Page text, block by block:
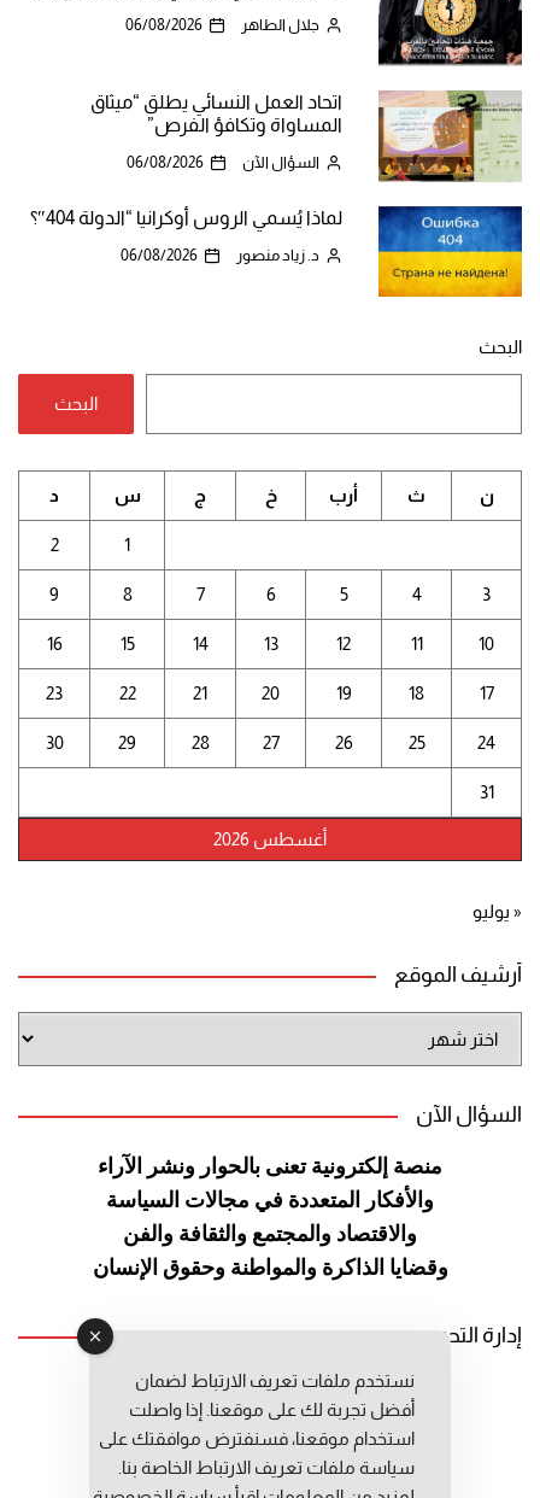
جلال الطاهر 06/08/2026
اتحاد العمل النسائي يطلق “ميثاق
المساواة وتكافؤ الفرص”
السؤال الآن 06/08/2026
لماذا يُسمي الروس أوكرانيا “الدولة 404″؟
د. زياد منصور 06/08/2026
البحث
البحث
أغسطس 2026
ن ث أرب خ ج س د
1
2
3
4
5
6
7
8
9
10
11
12
13
14
15
16
17
18
19
20
21
22
23
24
25
26
27
28
29
30
31
« يوليو
أرشيف الموقع
الموقع
السؤال الآن
منصة إلكترونية تعنى بالحوار ونشر الآراء
والأفكار المتعددة في مجالات السياسة
والاقتصاد والمجتمع والثقافة والفن
وقضايا الذاكرة والمواطنة وحقوق الإنسان
إدارة التحرير
رئيس التحرير: عبد الرحيم التوراني
رئيس التحرير المساعد: المعطي قبال
مديرة التحرير: فاطمة حوحو
نستخدم ملفات تعريف الارتباط لضمان
أفضل تجربة لك على موقعنا. إذا واصلت
استخدام موقعنا، فسنفترض موافقتك على
سياسة ملفات تعريف الارتباط الخاصة بنا.